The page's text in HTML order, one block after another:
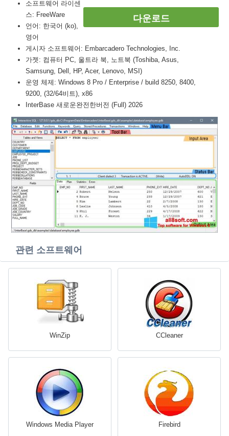
다운로드
소프트웨어 라이센
스: FreeWare
언어: 한국어 (ko),
영어
게시자 소프트웨어: Embarcadero Technologies, Inc.
가젯: 컴퓨터 PC, 울트라 북, 노트북 (Toshiba, Asus,
Samsung, Dell, HP, Acer, Lenovo, MSI)
운영 체제: Windows 8 Pro / Enterprise / build 8250, 8400,
9200, (32/64비트), x86
InterBase 새로운완전한버전 (Full) 2026
관련 소프트웨어
WinZip CCleaner
Windows Media Player Firebird